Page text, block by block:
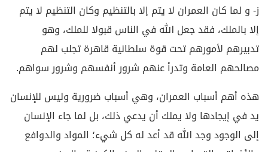
ز- و لما كان العمران لا يتم إلا بالتنظيم وكان التنظيم لا يتم
إلا بالملك، فقد جعل الله في الناس قبولا للملك، وهو
تدبيرهم لأمورهم تحت قوة سلطانية قاهرة تجلب لهم
مصالحهم العامة وتدرأ عنهم شرور أنفسهم وشرور سواهم.
هذه أهم أسباب العمران، وهي أسباب ضرورية وليس للإنسان
يد في إيجادها ولا يملك أن يدعي ذلك، بل لما جاء الإنسان
إلى الوجود وجد الله قد أعد له كل شيء؛ المواد والدوافع